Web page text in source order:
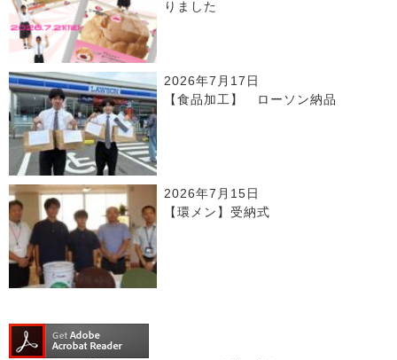
りました
2026年7月17日
【食品加工】 ローソン納品
2026年7月15日
【環メン】受納式